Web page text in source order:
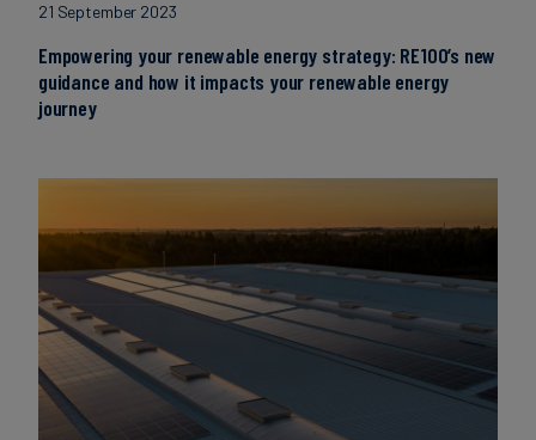
21 September 2023
Empowering your renewable energy strategy: RE100’s new
guidance and how it impacts your renewable energy
journey